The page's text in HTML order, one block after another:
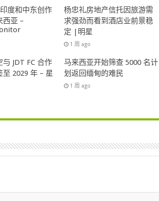
度和中东创作
西亚 –
杨忠礼房地产信托因旅游需
求强劲而看到酒店业前景稳
定 |明星
1 周 ago
JDT FC 合作
2029 年 – 星
马来西亚开始筛查 5000 名计
划返回缅甸的难民
1 周 ago